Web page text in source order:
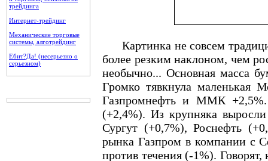
трейдинга
Интернет-трейдинг
Механические торговые
системы, алготрейдинг
Ебит?Да! (несерьезно о
серьезном)
Картинка не совсем
более резким наклоном, чем
необычно... Основная масса
Громко тявкнула маленькая
Газпромнефть и ММК +2,5%.
(+2,4%). Из крупняка
Сургут (+0,7%), Роснефть
рынка Газпром в компании с
против течения (-1%).